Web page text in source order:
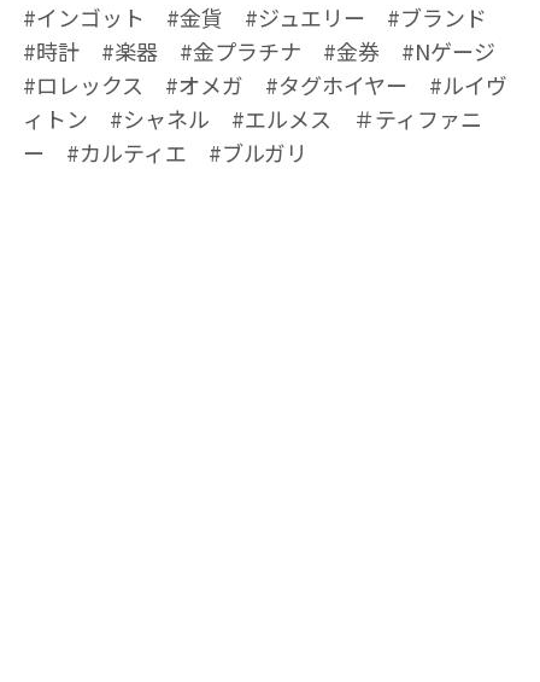
#インゴット #金貨 #ジュエリー #ブランド
#時計 #楽器 #金プラチナ #金券 #Nゲージ
#ロレックス #オメガ #タグホイヤー #ルイヴ
ィトン #シャネル #エルメス ＃ティファニ
ー #カルティエ #ブルガリ